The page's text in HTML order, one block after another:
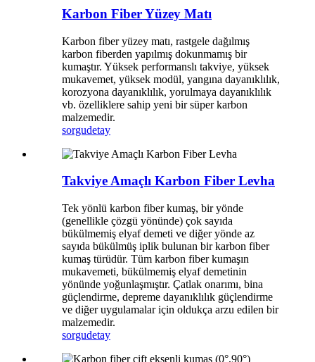
Karbon Fiber Yüzey Matı
Karbon fiber yüzey matı, rastgele dağılmış
karbon fiberden yapılmış dokunmamış bir
kumaştır. Yüksek performanslı takviye, yüksek
mukavemet, yüksek modül, yangına dayanıklılık,
korozyona dayanıklılık, yorulmaya dayanıklılık
vb. özelliklere sahip yeni bir süper karbon
malzemedir.
sorgudetay
Takviye Amaçlı Karbon Fiber Levha
Tek yönlü karbon fiber kumaş, bir yönde
(genellikle çözgü yönünde) çok sayıda
bükülmemiş elyaf demeti ve diğer yönde az
sayıda bükülmüş iplik bulunan bir karbon fiber
kumaş türüdür. Tüm karbon fiber kumaşın
mukavemeti, bükülmemiş elyaf demetinin
yönünde yoğunlaşmıştır. Çatlak onarımı, bina
güçlendirme, depreme dayanıklılık güçlendirme
ve diğer uygulamalar için oldukça arzu edilen bir
malzemedir.
sorgudetay